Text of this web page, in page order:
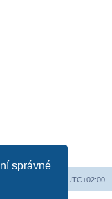
správné
UTC+02:00